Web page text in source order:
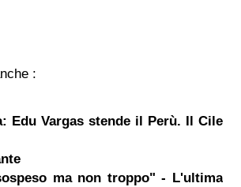
:
Edu Vargas stende il Perù. Il Cile
ma non troppo" - L'ultima